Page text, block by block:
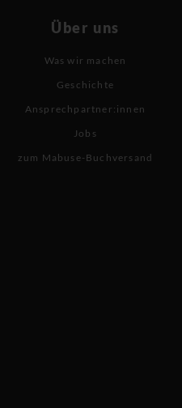
Über uns
Was wir machen
Geschichte
Ansprechpartner:innen
Jobs
zum Mabuse-Buchversand